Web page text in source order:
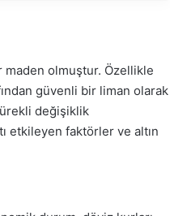
maden olmuştur. Özellikle
güvenli bir liman olarak
değişiklik
etkileyen faktörler ve altın